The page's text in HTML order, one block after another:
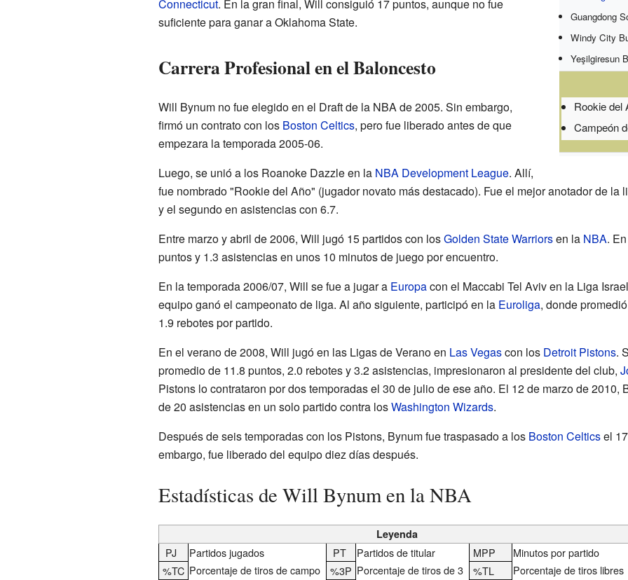
Guangdong
Windy City
Yeşilgiresun
Rookie del
Campeón
Connecticut. En la gran final, Will consiguió 17 puntos, aunque no fue
suficiente para ganar a Oklahoma State.
Carrera Profesional en el Baloncesto
Will Bynum no fue elegido en el Draft de la NBA de 2005. Sin embargo,
firmó un contrato con los Boston Celtics, pero fue liberado antes de que
empezara la temporada 2005-06.
Luego, se unió a los Roanoke Dazzle en la NBA Development League. Allí,
fue nombrado "Rookie del Año" (jugador novato más destacado). Fue el mejor anotador de la
y el segundo en asistencias con 6.7.
Entre marzo y abril de 2006, Will jugó 15 partidos con losGolden State Warriorsen la NBA.
puntos y 1.3 asistencias en unos 10 minutos de juego por encuentro.
En la temporada 2006/07, Will se fue a jugar a Europacon el Maccabi Tel Aviv en la Liga
equipo ganó el campeonato de liga. Al año siguiente, participó en la Euroliga, donde
1.9 rebotes por partido.
En el verano de 2008, Will jugó en las Ligas de Verano en Las Vegascon los Detroit Pistons.
promedio de 11.8 puntos, 2.0 rebotes y 3.2 asistencias, impresionaron al presidente del club,
Pistons lo contrataron por dos temporadas el 30 de julio de ese año. El 12 de marzo de 2010,
de 20 asistencias en un solo partido contra losWashington Wizards.
Después de seis temporadas con los Pistons, Bynum fue traspasado a los Boston Celticsel
embargo, fue liberado del equipo diez días después.
Estadísticas de Will Bynum en la NBA
Leyenda
PJ Partidos jugados PT Partidos de titular MPP
Minutos por partido
%TC Porcentaje de tiros de campo %3P Porcentaje de tiros de 3 %TL
Porcentaje de tiros libres